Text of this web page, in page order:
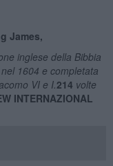
James,
inglese della Bibbia
nel 1604 e completata
VI e I. 214 volte
INTERNAZIONAL